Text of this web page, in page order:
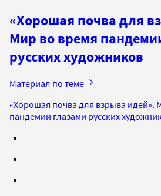
«Хорошая почва для
Мир во время
русских художников
Материал по теме
«Хорошая почва для взрыва идей».
пандемии глазами русских